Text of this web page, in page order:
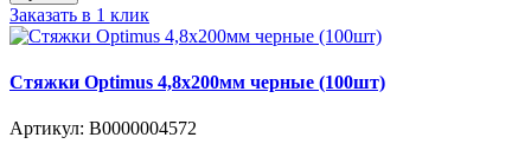
Заказать в 1 клик
Стяжки Optimus 4,8x200мм черные (100шт)
Артикул: В0000004572